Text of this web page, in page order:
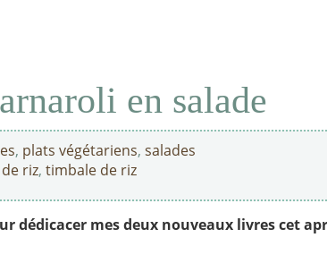
en salade
, plats végétariens, salades
riz, timbale de riz
dédicacer mes deux nouveaux livres cet